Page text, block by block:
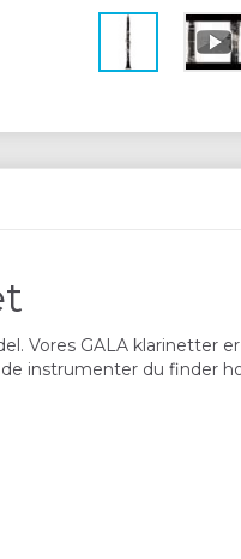
Vores GALA
instrumenter du finder